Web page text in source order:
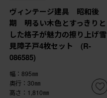
ヴィンテージ建具 昭和後
期 明るい木色とすっきりと
した格子が魅力の擦り上げ雪
見障子戸4枚セット (R-
086585)
幅：895㎜
奥行：30㎜
高さ：1,810㎜